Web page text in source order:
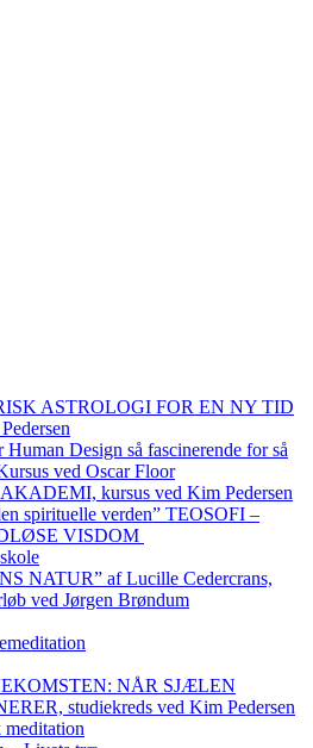
ASTROLOGI FOR EN NY TID
Human Design så fascinerende for så
ved Oscar Floor
kursus ved Kim Pedersen
spirituelle verden” TEOSOFI –
VISDOM
NATUR” af Lucille Cedercrans,
ved Jørgen Brøndum
NÅR SJÆLEN
studiekreds ved Kim Pedersen
meditation